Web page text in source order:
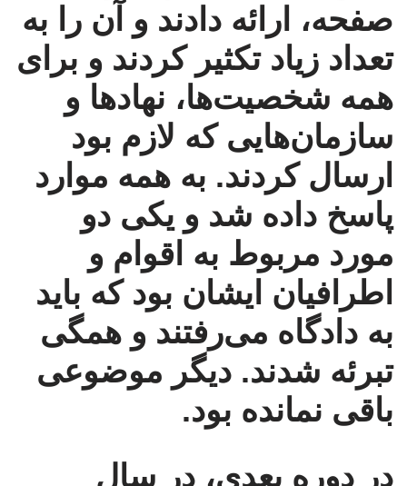
صفحه، ارائه دادند و آن را به
تعداد زیاد تکثیر کردند و برای
همه شخصیت‌ها، نهادها و
سازمان‌هایی که لازم بود
ارسال کردند. به همه موارد
پاسخ داده شد و یکی دو
مورد مربوط به اقوام و
اطرافیان ایشان بود که باید
به دادگاه می‌رفتند و همگی
تبرئه شدند. دیگر موضوعی
باقی نمانده بود.
در دوره بعدی، در سال